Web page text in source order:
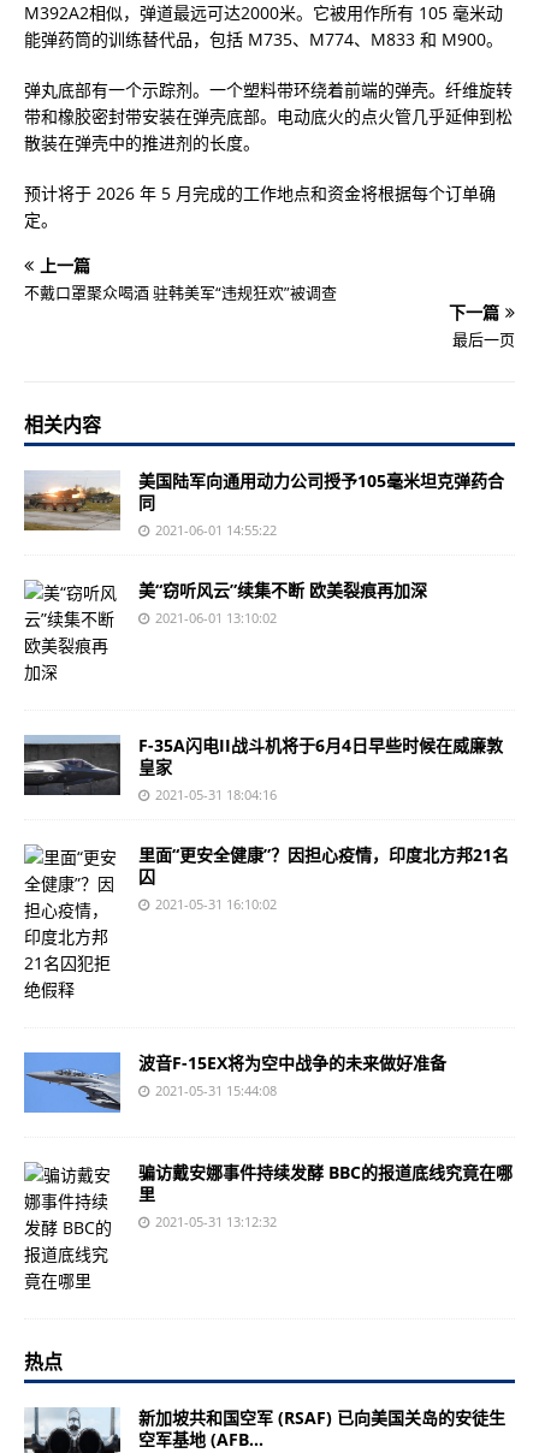
M392A2相似，弹道最远可达200​​0米。它被用作所有 105 毫米动
能弹药筒的训练替代品，包括 M735、M774、M833 和 M900。
弹丸底部有一个示踪剂。一个塑料带环绕着前端的弹壳。纤维旋转
带和橡胶密封带安装在弹壳底部。电动底火的点火管几乎延伸到松
散装在弹壳中的推进剂的长度。
预计将于 2026 年 5 月完成的工作地点和资金将根据每个订单确
定。
上一篇
不戴口罩聚众喝酒 驻韩美军“违规狂欢”被调查
下一篇
最后一页
相关内容
美国陆军向通用动力公司授予105毫米坦克弹药合
同
2021-06-01 14:55:22
美“窃听风云”续集不断 欧美裂痕再加深
2021-06-01 13:10:02
F-35A闪电II战斗机将于6月4日早些时候在威廉敦
皇家
2021-05-31 18:04:16
里面“更安全健康”？因担心疫情，印度北方邦21名
囚
2021-05-31 16:10:02
波音F-15EX将为空中战争的未来做好准备
2021-05-31 15:44:08
骗访戴安娜事件持续发酵 BBC的报道底线究竟在哪
里
2021-05-31 13:12:32
热点
新加坡共和国空军 (RSAF) 已向美国关岛的安徒生
空军基地 (AFB...